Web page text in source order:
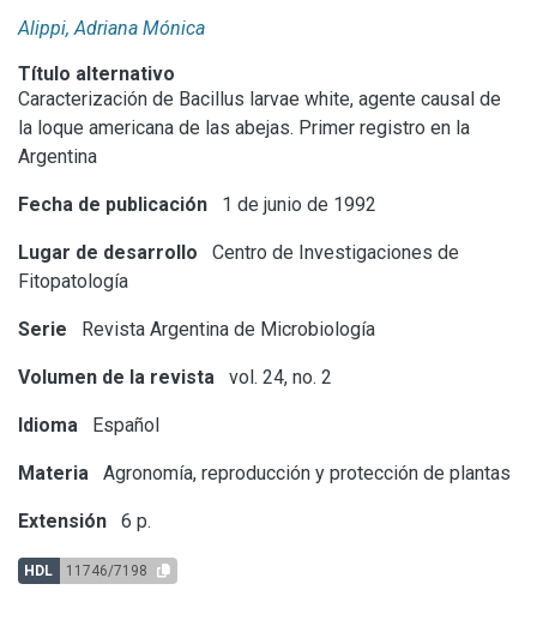
Alippi, Adriana Mónica
Título alternativo
Caracterización de Bacillus larvae white, agente causal de
la loque americana de las abejas. Primer registro en la
Argentina
Fecha de publicación 1 de junio de 1992
Lugar de desarrollo
Centro de Investigaciones de
Fitopatología
Serie Revista Argentina de Microbiología
Volumen de la revista vol. 24, no. 2
Idioma Español
Materia Agronomía, reproducción y protección de plantas
Extensión 6 p.
HDL 11746/7198